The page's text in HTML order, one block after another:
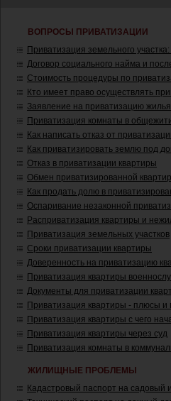
ВОПРОСЫ ПРИВАТИЗАЦИИ
Приватизация земельного
Договор социального найма и
Стоимость процедуры по
Кто имеет право осуществлять
Заявление на приватизацию
Приватизация комнаты в
Как написать отказ от
Как приватизировать землю под
Отказ в приватизации квартиры
Обмен приватизированной
Как продать долю в
Оспаривание незаконной
Расприватизация квартиры и
Приватизация земельных участков
Сроки приватизации квартиры
Доверенность на приватизацию
Приватизация квартиры
Документы для приватизации
Приватизация квартиры - плюсы и
Приватизация квартиры с чего
Приватизация квартиры через суд
Приватизация комнаты в
ЖИЛИЩНЫЕ ПРОБЛЕМЫ
Кадастровый паспорт на садовый